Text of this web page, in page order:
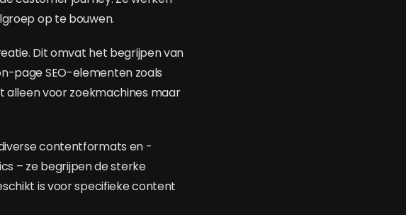
op te bouwen.
Dit omvat het begrijpen van
page SEO-elementen zoals
voor zoekmachines maar
contentformats en -
– ze begrijpen de sterke
is voor specifieke content